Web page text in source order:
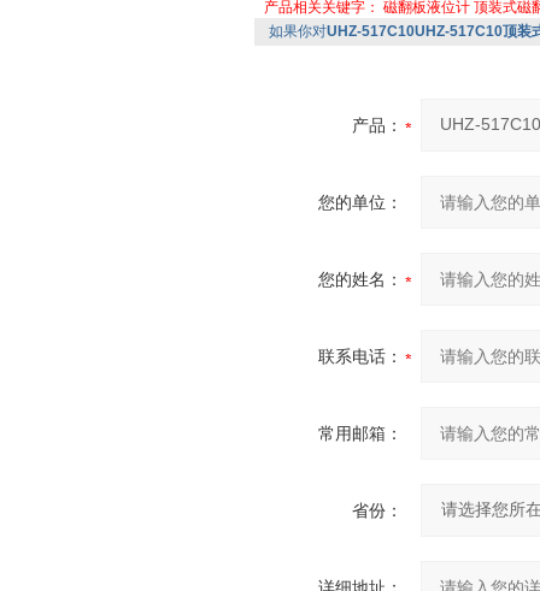
产品相关关键字： 磁翻板液位计 顶装式磁
如果你对UHZ-517C10UHZ-517C10顶装
产品：
您的单位：
您的姓名：
联系电话：
常用邮箱：
省份：